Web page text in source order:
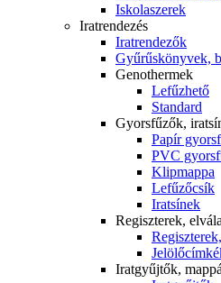
Iskolaszerek
Iratrendezés
Iratrendezők
Gyűrűskönyvek,
Genothermek
Lefűzhető
Standard
Gyorsfűzők,
Papír
PVC
Klipmappa
Lefűzőcsík
Iratsínek
Regiszterek,
Iratgyűjtők,